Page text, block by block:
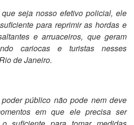
seja nosso efetivo policial, ele
para reprimir as hordas e
e arruaceiros, que geram
cariocas e turistas nesses
de Janeiro.
público não pode nem deve
em que ele precisa ser